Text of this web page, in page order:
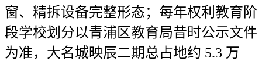
窗、精拆设备完整形态；每年权利教育阶
段学校划分以青浦区教育局昔时公示文件
为准，大名城映辰二期总占地约 5.3 万